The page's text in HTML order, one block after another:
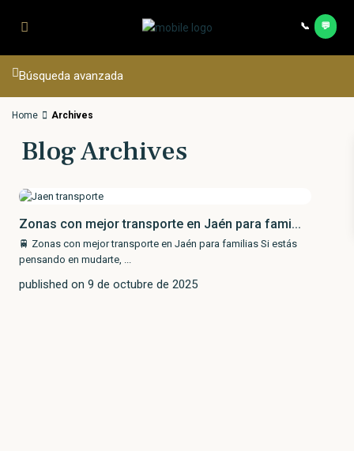
Búsqueda avanzada
Home Archives
Blog Archives
Zonas con mejor transporte en Jaén para fami...
🚆 Zonas con mejor transporte en Jaén para familias Si estás
pensando en mudarte,
published on 9 de octubre de 2025
📞 💬